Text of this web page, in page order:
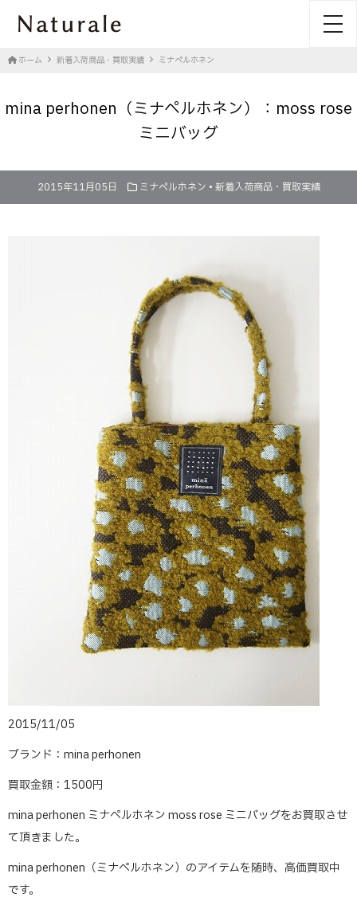
ホーム 新着入荷商品・買取実績 ミナペルホネン
mina perhonen（ミナペルホネン）：moss rose
ミニバッグ
2015年11月05日 ミナペルホネン • 新着入荷商品・買取実績
2015/11/05
ブランド：mina perhonen
買取金額：1500円
mina perhonen ミナペルホネン moss rose ミニバッグをお買取させ
て頂きました。
mina perhonen（ミナペルホネン）のアイテムを随時、高価買取中
です。